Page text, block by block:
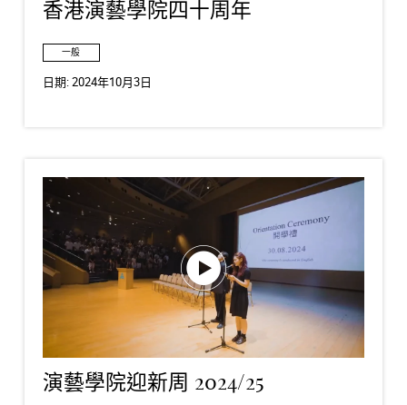
香港演藝學院四十周年
一般
日期:2024年10月3日
演藝學院迎新周 2024/25